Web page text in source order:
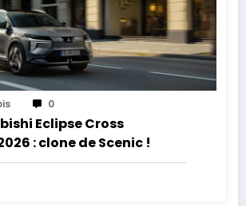
0
Eclipse Cross
: clone de Scenic !